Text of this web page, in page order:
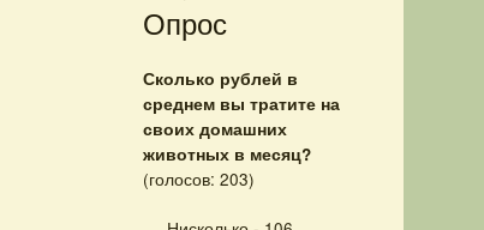
Опрос
Сколько рублей в
среднем вы тратите на
своих домашних
животных в месяц?
(голосов: 203)